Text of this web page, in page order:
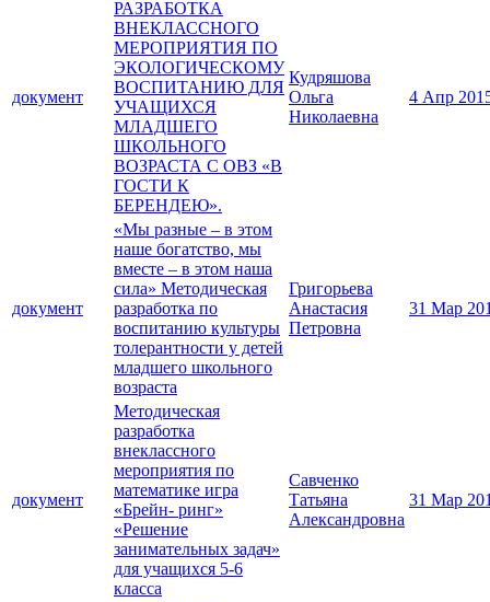
документ
РАЗРАБОТКА
ВНЕКЛАССНОГО
МЕРОПРИЯТИЯ ПО
ЭКОЛОГИЧЕСКОМУ
ВОСПИТАНИЮ ДЛЯ
УЧАЩИХСЯ
МЛАДШЕГО
ШКОЛЬНОГО
ВОЗРАСТА С ОВЗ «В
ГОСТИ К
БЕРЕНДЕЮ».
Кудряшова
Ольга
Николаевна
4 Апр
документ
«Мы разные – в этом
наше богатство, мы
вместе – в этом наша
сила» Методическая
разработка по
воспитанию культуры
толерантности у детей
младшего школьного
возраста
Григорьева
Анастасия
Петровна
31 Мар
документ
Методическая
разработка
внеклассного
мероприятия по
математике игра
«Брейн- ринг»
«Решение
занимательных задач»
для учащихся 5-6
класса
Савченко
Татьяна
Александровна
31 Мар